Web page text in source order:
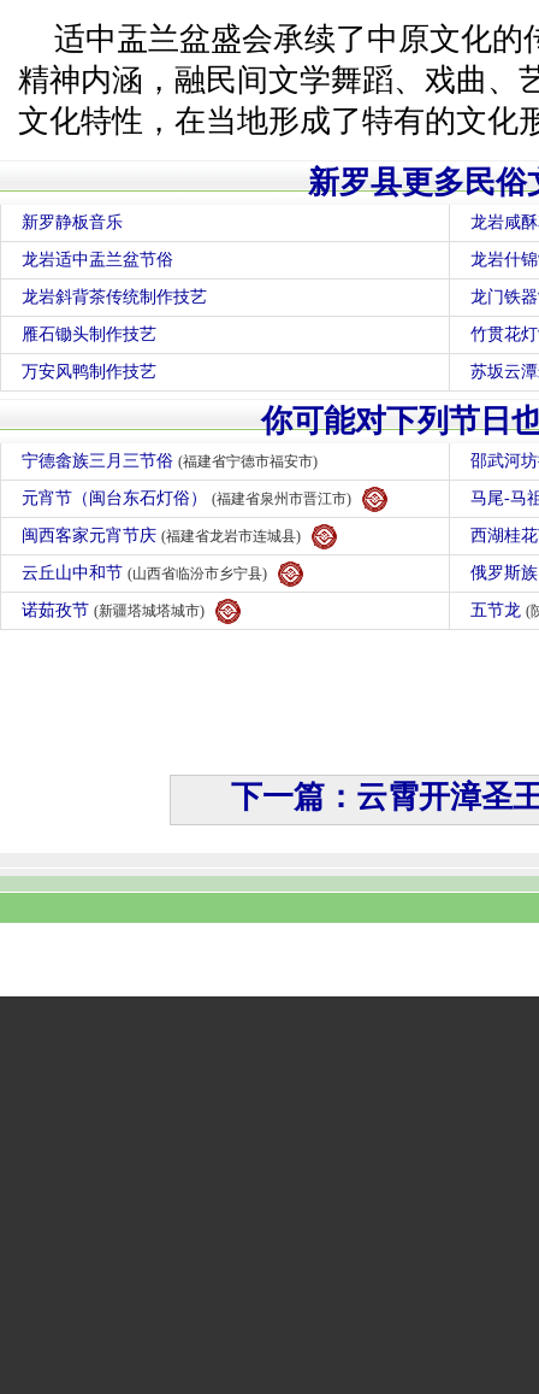
适中盂兰盆盛会承续了中原文化的
精神内涵，融民间文学舞蹈、戏曲、
文化特性，在当地形成了特有的文化
新罗县更多民俗
新罗静板音乐 龙岩咸
龙岩适中盂兰盆节俗 龙岩什
龙岩斜背茶传统制作技艺 龙门铁
雁石锄头制作技艺 竹贯花
万安风鸭制作技艺 苏坂云
你可能对下列节日
宁德畲族三月三节俗 (福建省宁德市福安市) 邵武河
元宵节（闽台东石灯俗） (福建省泉州市晋江市) 马尾-马
闽西客家元宵节庆 (福建省龙岩市连城县) 西湖桂
云丘山中和节 (山西省临汾市乡宁县) 俄罗斯
诺茹孜节 (新疆塔城塔城市) 五节龙 (
下一篇：云霄开漳圣